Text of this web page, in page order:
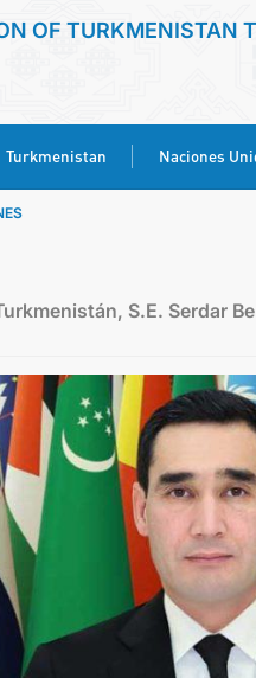
OF TURKMENISTAN
Turkmenistan Naciones
S.E. Serdar